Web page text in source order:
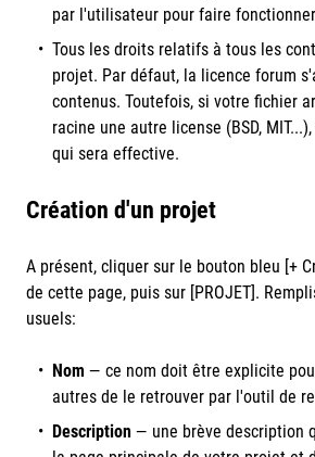
par l'utilisateur pour faire
Tous les droits relatifs à tous les
projet. Par défaut, la licence forum
contenus. Toutefois, si votre fichier
racine une autre license (BSD,
qui sera effective.
Création d'un projet
A présent, cliquer sur le bouton bleu [+
de cette page, puis sur [PROJET].
usuels:
Nom — ce nom doit être explicite
autres de le retrouver par l'outil de
Description — une brève description